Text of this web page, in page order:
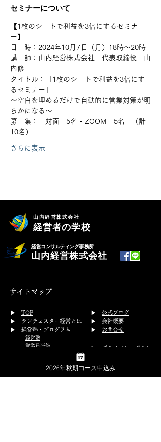
セミナーについて
【1枚のシートで利益を3倍にするセミナ
ー】
日　時：2024年10月7日（月）18時～20時
講　師：山内経営株式会社　代表取締役　山
内修
タイトル：「1枚のシートで利益を3倍にす
るセミナー」
～空白を埋めるだけで自動的に営業対策が明
らかになる～
募　集：　対面　5名・ZOOM　5名　（計
10名）
さらに表示
山内経営株式会社
経営者の学校
経営コンサルティング事務所
山内経営株式会社
サイトマップ
​▶ TOP
▶
ランチェスター経営とは
▶ 経営塾・プログラム
経営塾
従業員研修
▶ コンサルティング
▶ 公式ブログ
▶ 会社概要
▶ お問合せ
▶
プライバシーポリシー
2026年秋期コース申込み